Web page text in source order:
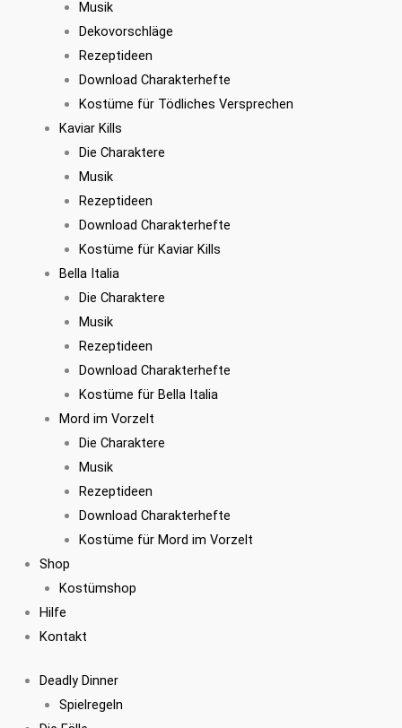
Musik
Dekovorschläge
Rezeptideen
Download Charakterhefte
Kostüme für Tödliches Versprechen
Kaviar Kills
Die Charaktere
Musik
Rezeptideen
Download Charakterhefte
Kostüme für Kaviar Kills
Bella Italia
Die Charaktere
Musik
Rezeptideen
Download Charakterhefte
Kostüme für Bella Italia
Mord im Vorzelt
Die Charaktere
Musik
Rezeptideen
Download Charakterhefte
Kostüme für Mord im Vorzelt
Shop
Kostümshop
Hilfe
Kontakt
Deadly Dinner
Spielregeln